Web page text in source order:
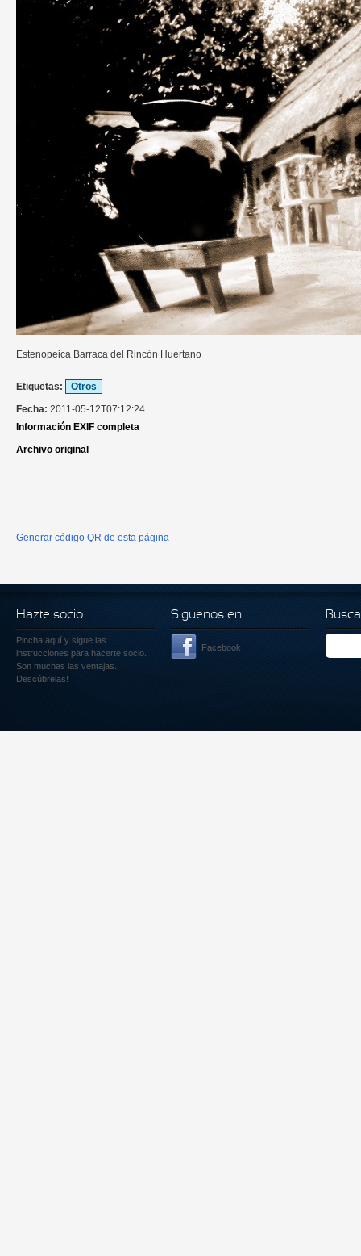
Estenopeica Barraca del Rincón Huertano
Etiquetas:
Otros
Fecha: 2011-05-12T07:12:24
Información EXIF completa
Archivo original
Generar código QR de esta página
Hazte socio
Pincha aquí y sigue las
instrucciones para hacerte socio.
Son muchas las ventajas.
Descúbrelas!
Siguenos en
Facebook